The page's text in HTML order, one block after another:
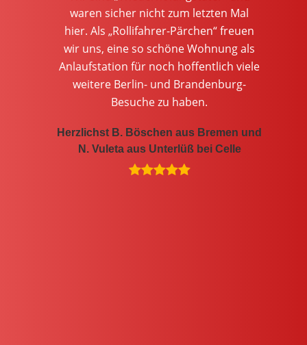
waren sicher nicht zum letzten Mal
hier. Als „Rollifahrer-Pärchen“ freuen
wir uns, eine so schöne Wohnung als
Anlaufstation für noch hoffentlich viele
weitere Berlin- und Brandenburg-
Besuche zu haben.
Herzlichst B. Böschen aus Bremen und
N. Vuleta aus Unterlüß bei Celle